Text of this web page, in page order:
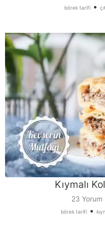
börek tarifi•
Kıymalı
23 Yorum
börek tarifi•